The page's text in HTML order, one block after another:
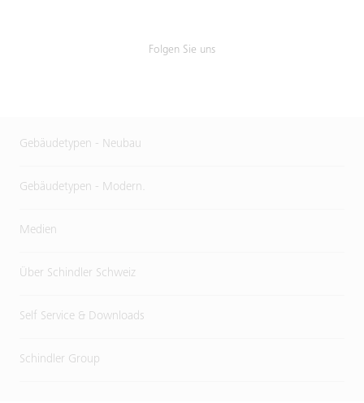
Folgen Sie uns
Gebäudetypen - Neubau
Gebäudetypen - Modern.
Medien
Über Schindler Schweiz
Self Service & Downloads
Schindler Group